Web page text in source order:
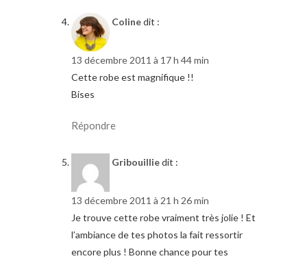
Colinedit :
13 décembre 2011 à 17 h 44 min
Cette robe est magnifique !!
Bises
Répondre
Gribouilliedit :
13 décembre 2011 à 21 h 26 min
Je trouve cette robe vraiment très jolie ! Et
l’ambiance de tes photos la fait ressortir
encore plus ! Bonne chance pour tes